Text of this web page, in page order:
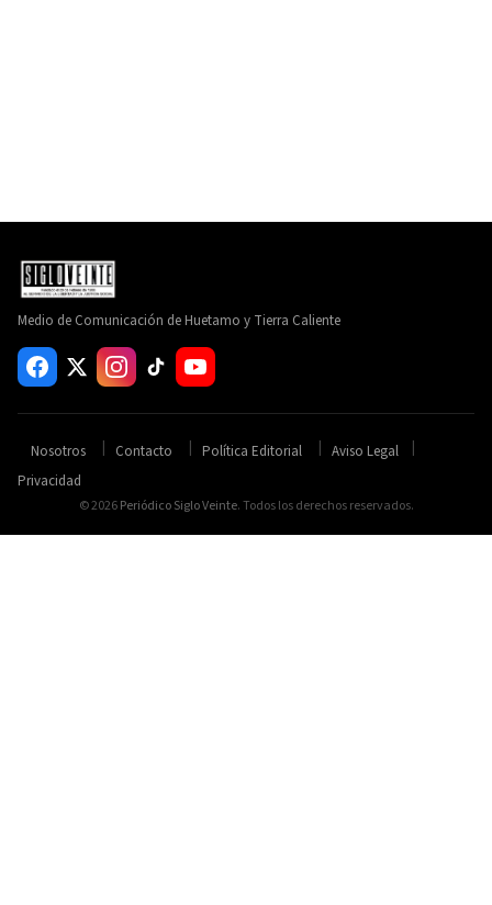
Medio de Comunicación de Huetamo y Tierra Caliente
Nosotros Contacto Política Editorial
Aviso Legal
Privacidad
© 2026Periódico Siglo Veinte. Todos los derechos reservados.